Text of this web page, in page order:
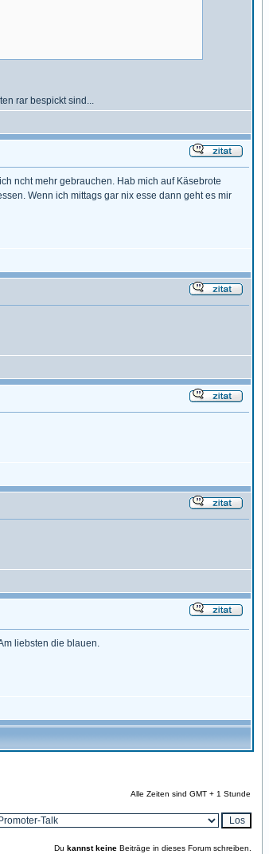
rar bespickt sind...
ncht mehr gebrauchen. Hab mich auf Käsebrote
Wenn ich mittags gar nix esse dann geht es mir
liebsten die blauen.
Alle Zeiten sind GMT + 1 Stunde
Du kannst keine Beiträge in dieses Forum schreiben.